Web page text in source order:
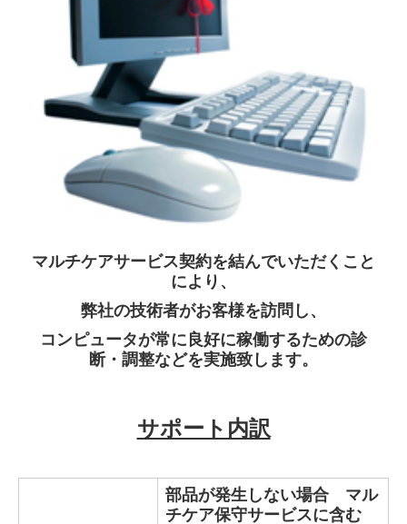
マルチケアサービス契約を結んでいただくこと
により、
弊社の技術者がお客様を訪問し、
コンピュータが常に良好に稼働するための診
断・調整などを実施致します。
サポート内訳
部品が発生しない場合 マル
チケア保守サービスに含む